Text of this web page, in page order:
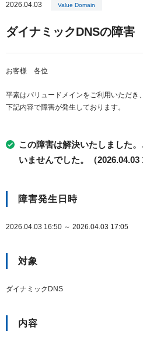
2026.04.03 Value Domain
ダイナミックDNSの障害
お客様 各位
平素はバリュードメインをご利用いただき
下記内容で障害が発生しております。
この障害は解決いたしました
いませんでした。（2026.04.03
障害発生日時
2026.04.03 16:50 ～ 2026.04.03 17:05
対象
ダイナミックDNS
内容